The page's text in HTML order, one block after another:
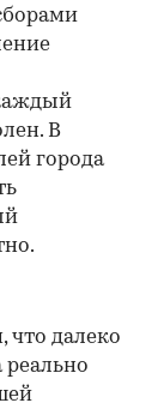
В
города
что далеко
реально